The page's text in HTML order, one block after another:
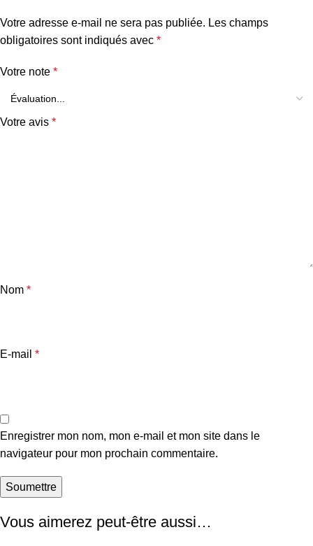
Votre adresse e-mail ne sera pas publiée. Les champs
obligatoires sont indiqués avec *
Votre note *
Votre avis *
Nom *
E-mail *
Enregistrer mon nom, mon e-mail et mon site dans le
navigateur pour mon prochain commentaire.
Vous aimerez peut-être aussi…